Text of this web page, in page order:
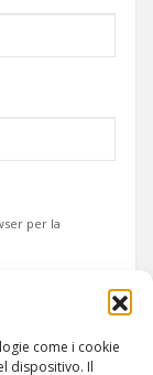
come i cookie
dispositivo. Il
per la